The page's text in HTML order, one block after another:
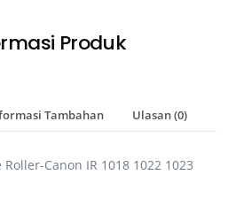
Produk
Tambahan Ulasan (0)
Canon IR 1018 1022 1023